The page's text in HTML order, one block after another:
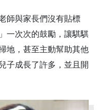
師與家長們沒有貼標
一次次的鼓勵，讓騏騏
地，甚至主動幫助其他
子成長了許多，並且開